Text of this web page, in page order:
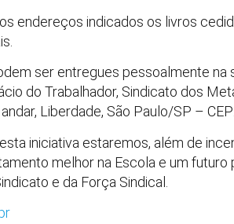
endereços indicados os livros
ser entregues pessoalmente na
do Trabalhador, Sindicato dos
Liberdade, São Paulo/SP –
iniciativa estaremos, além de
melhor na Escola e um futuro
e da Força Sindical.